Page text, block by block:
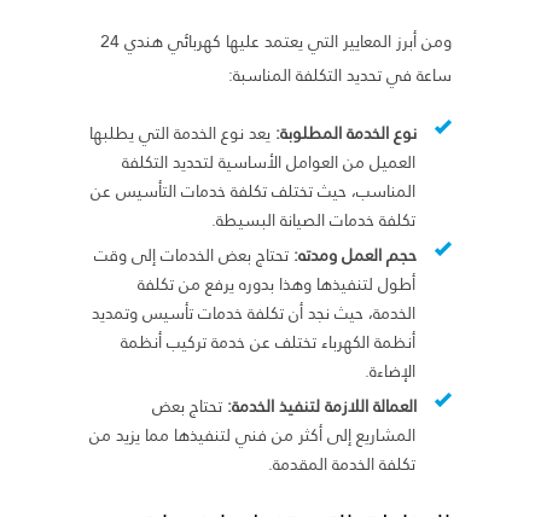
ومن أبرز المعايير التي يعتمد عليها كهربائي هندي 24
ساعة في تحديد التكلفة المناسبة:
نوع الخدمة المطلوبة:يعد نوع الخدمة التي يطلبها
العميل من العوامل الأساسية لتحديد التكلفة
المناسب، حيث تختلف تكلفة خدمات التأسيس عن
تكلفة خدمات الصيانة البسيطة.
حجم العمل ومدته:تحتاج بعض الخدمات إلى وقت
أطول لتنفيذها وهذا بدوره يرفع من تكلفة
الخدمة، حيث نجد أن تكلفة خدمات تأسيس وتمديد
أنظمة الكهرباء تختلف عن خدمة تركيب أنظمة
الإضاءة.
العمالة اللازمة لتنفيذ الخدمة:تحتاج بعض
المشاريع إلى أكثر من فني لتنفيذها مما يزيد من
تكلفة الخدمة المقدمة.